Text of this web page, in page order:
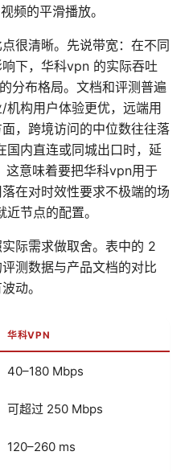
频的平滑播放。
很清晰。先说带宽：在不同
下，华科vpn 的实际吞吐
分布格局。文档和评测普遍
构用户体验更优，远端用
，跨境访问的中位数往往落
内直连或同城出口时，延
意味着要把华科vpn用于
在对时效性要求不极端的场
节点的配置。
际需求做取舍。表中的 2
测数据与产品文档的对比
动。
华科VPN
40–180 Mbps
可超过 250 Mbps
120–260 ms